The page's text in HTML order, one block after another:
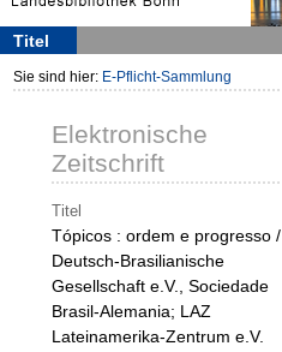
Titel
Sie sind hier: E-Pflicht-Sammlung
Elektronische
Zeitschrift
Titel
Tópicos : ordem e progresso /
Deutsch-Brasilianische
Gesellschaft e.V., Sociedade
Brasil-Alemania; LAZ
Lateinamerika-Zentrum e.V.